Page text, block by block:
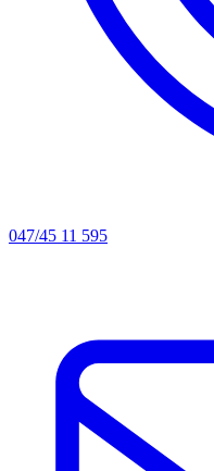
047/45 11 595